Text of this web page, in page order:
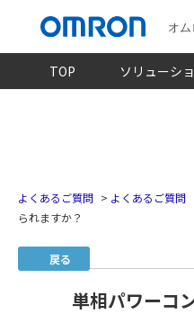
オ
TOP ソリューシ
よくあるご質問 > よくあるご質問
られますか？
戻る
単相パワーコ